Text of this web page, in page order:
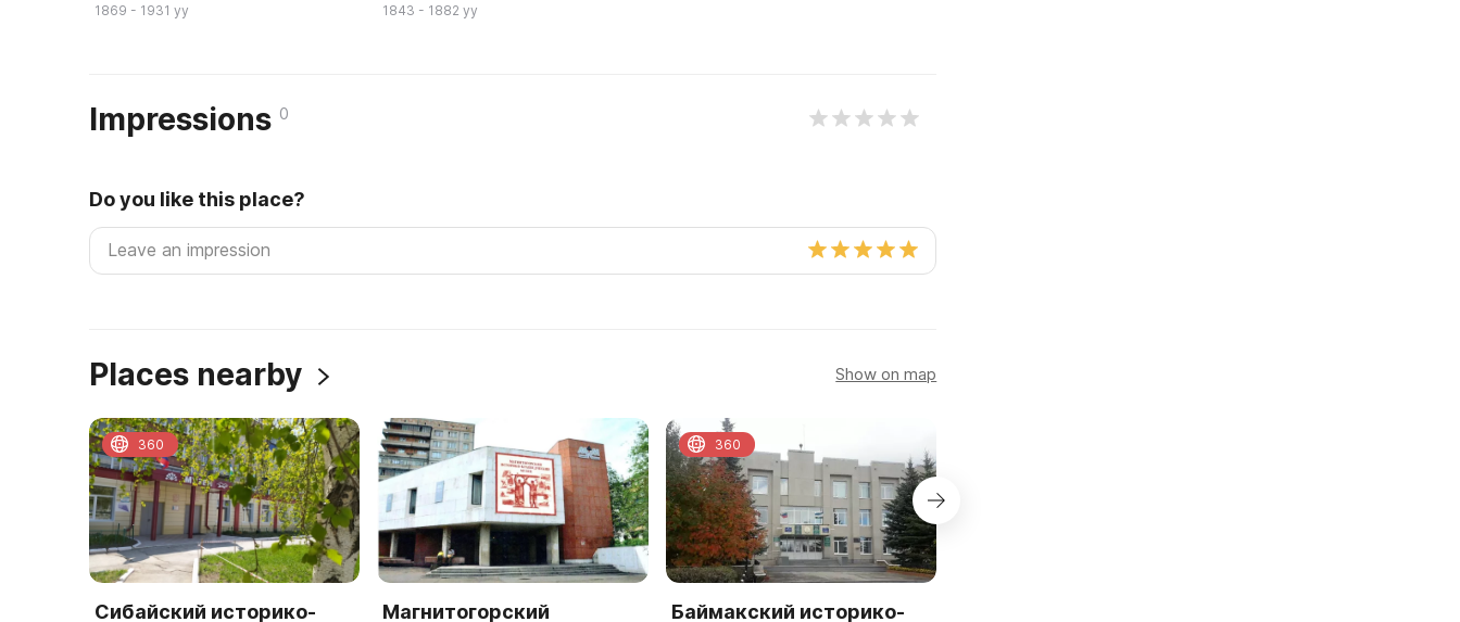
1869 - 1931 yy 1843 - 1882 yy
Impressions 0
Do you like this place?
Places nearby Show on map
Сибайский историко-
360
Магнитогорский
Баймакский историко-
360